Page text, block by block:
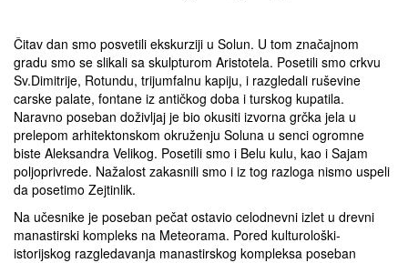
Čitav dan smo posvetili ekskurziji u Solun. U tom značajnom
gradu smo se slikali sa skulpturom Aristotela. Posetili smo crkvu
Sv.Dimitrije, Rotundu, trijumfalnu kapiju, i razgledali ruševine
carske palate, fontane iz antičkog doba i turskog kupatila.
Naravno poseban doživljaj je bio okusiti izvorna grčka jela u
prelepom arhitektonskom okruženju Soluna u senci ogromne
biste Aleksandra Velikog. Posetili smo i Belu kulu, kao i Sajam
poljoprivrede. Nažalost zakasnili smo i iz tog razloga nismo uspeli
da posetimo Zejtinlik.
Na učesnike je poseban pečat ostavio celodnevni izlet u drevni
manastirski kompleks na Meteorama. Pored kulturološki-
istorijskog razgledavanja manastirskog kompleksa poseban